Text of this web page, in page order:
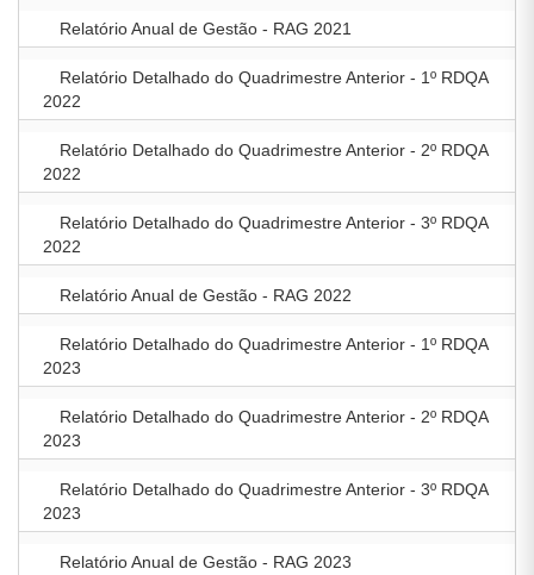
Relatório Anual de Gestão - RAG 2021
Relatório Detalhado do Quadrimestre Anterior - 1º RDQA
2022
Relatório Detalhado do Quadrimestre Anterior - 2º RDQA
2022
Relatório Detalhado do Quadrimestre Anterior - 3º RDQA
2022
Relatório Anual de Gestão - RAG 2022
Relatório Detalhado do Quadrimestre Anterior - 1º RDQA
2023
Relatório Detalhado do Quadrimestre Anterior - 2º RDQA
2023
Relatório Detalhado do Quadrimestre Anterior - 3º RDQA
2023
Relatório Anual de Gestão - RAG 2023